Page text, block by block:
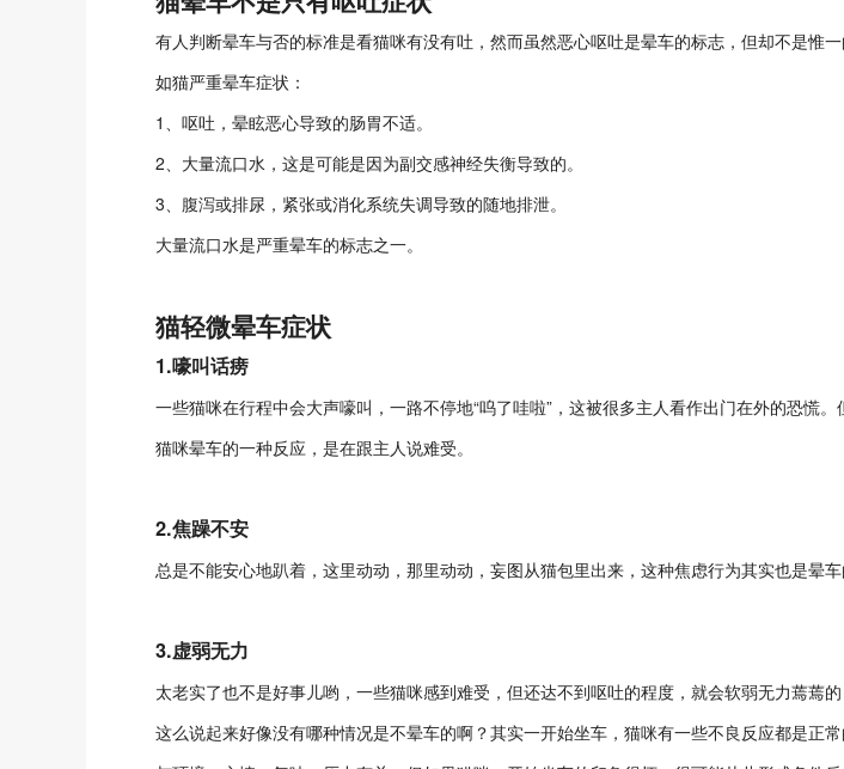
有人判断晕车与否的标准是看猫咪有没有吐，然而虽然恶心呕吐是晕车的标志，但却不是惟一
如猫严重晕车症状：
1、呕吐，晕眩恶心导致的肠胃不适。
2、大量流口水，这是可能是因为副交感神经失衡导致的。
3、腹泻或排尿，紧张或消化系统失调导致的随地排泄。
大量流口水是严重晕车的标志之一。
猫轻微晕车症状
1.嚎叫话痨
一些猫咪在行程中会大声嚎叫，一路不停地“呜了哇啦”，这被很多主人看作出门在外的恐慌。
猫咪晕车的一种反应，是在跟主人说难受。
2.焦躁不安
总是不能安心地趴着，这里动动，那里动动，妄图从猫包里出来，这种焦虑行为其实也是晕车
3.虚弱无力
太老实了也不是好事儿哟，一些猫咪感到难受，但还达不到呕吐的程度，就会软弱无力蔫蔫的
这么说起来好像没有哪种情况是不晕车的啊？其实一开始坐车，猫咪有一些不良反应都是正